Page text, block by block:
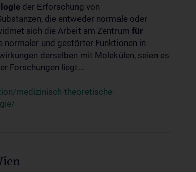
der Erforschung von
die entweder normale oder
sich die Arbeit am Zentrum für
normaler und gestörter Funktionen in
derselben mit Molekülen, seien es
Forschungen liegt...
medizinisch-theoretische-